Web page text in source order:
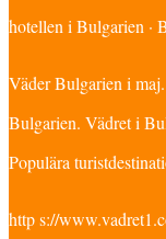
hotellen i Bulgarien
Väder Bulgarien i
Bulgarien. Vädret i
Populära
http s://